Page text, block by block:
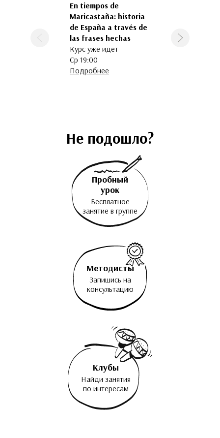
En tiempos de
Maricastaña: historia
de España a través de
las frases hechas
Курс уже идет
Ср 19:00
Подробнее
Предыдущая
Следующая
Не подошло?
Пробный
урок
Бесплатное
занятие в группе
Методисты
Запишись на
консультацию
Клубы
Найди занятия
по интересам